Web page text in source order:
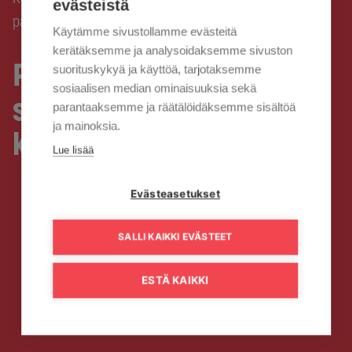
pakettien kanavatarjontaan 1.4.
Päivityksiä V premium ja V
series & film -pakettien
kanavatarjontaan 1.4.
evästeistä
Käytämme sivustollamme evästeitä
kerätäksemme ja analysoidaksemme sivuston
suorituskykyä ja käyttöä, tarjotaksemme
sosiaalisen median ominaisuuksia sekä
parantaaksemme ja räätälöidäksemme sisältöä
ja mainoksia.
Lue lisää
Evästeasetukset
SALLI KAIKKI EVÄSTEET
ESTÄ KAIKKI